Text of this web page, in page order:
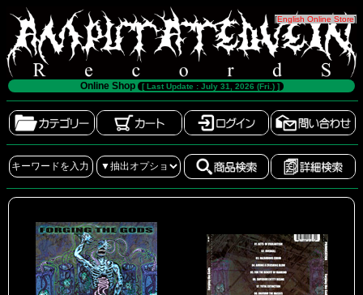
[English Online Store]
Online Shop [ Last Update : July 31, 2026 (Fri.) ]